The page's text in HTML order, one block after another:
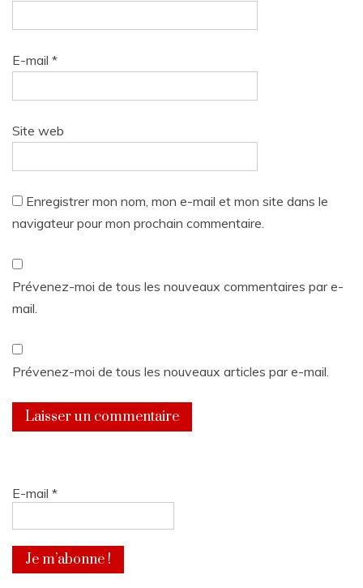
E-mail *
Site web
Enregistrer mon nom, mon e-mail et mon site dans le
navigateur pour mon prochain commentaire.
Prévenez-moi de tous les nouveaux commentaires par e-
mail.
Prévenez-moi de tous les nouveaux articles par e-mail.
E-mail *